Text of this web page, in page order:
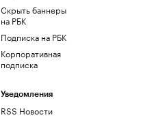
Скрыть баннеры
на РБК
Подписка на РБК
Корпоративная
подписка
Уведомления
RSS Новости